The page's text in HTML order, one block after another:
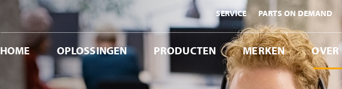
SERVICE PARTS ON DEMAND
HOME OPLOSSINGEN PRODUCTEN MERKEN